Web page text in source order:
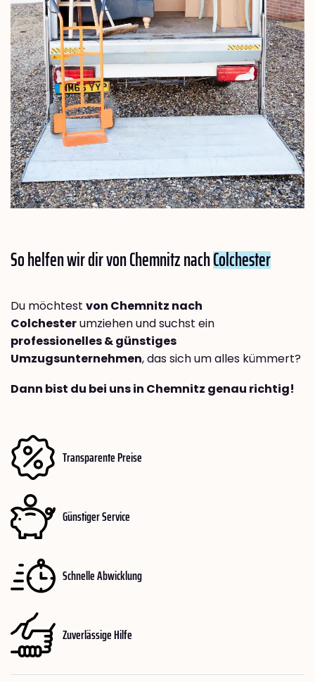
So helfen wir dir von Chemnitz nachColchester
Du möchtest von Chemnitz nach
Colchesterumziehen und suchst ein
professionelles & günstiges
Umzugsunternehmen, das sich um alles kümmert?
Dann bist du bei uns in Chemnitz genau richtig!
Transparente Preise
Günstiger Service
Schnelle Abwicklung
Zuverlässige Hilfe